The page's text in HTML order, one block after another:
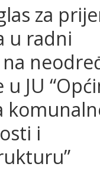
za
u radni
JU
i